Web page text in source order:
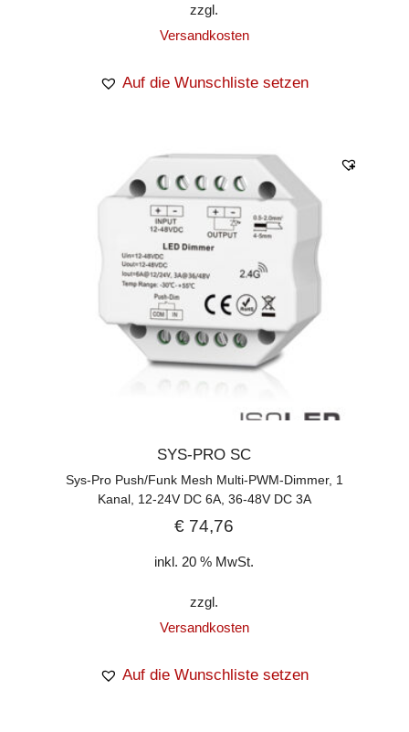
zzgl.
Versandkosten
Auf die Wunschliste setzen
SYS-PRO SC
Sys-Pro Push/Funk Mesh Multi-PWM-Dimmer, 1
Kanal, 12-24V DC 6A, 36-48V DC 3A
€ 74,76
inkl. 20 % MwSt.
zzgl.
Versandkosten
Auf die Wunschliste setzen